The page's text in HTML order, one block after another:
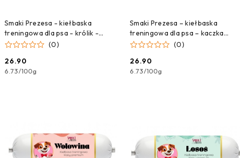
Smaki Prezesa - kiełbaska
treningowa dla psa - królik -
400g
(0)
Cena:
26.90
6.73/100g
Smaki Prezesa – kiełbaska
treningowa dla psa – kaczka
400 g
(0)
Cena:
26.90
6.73/100g